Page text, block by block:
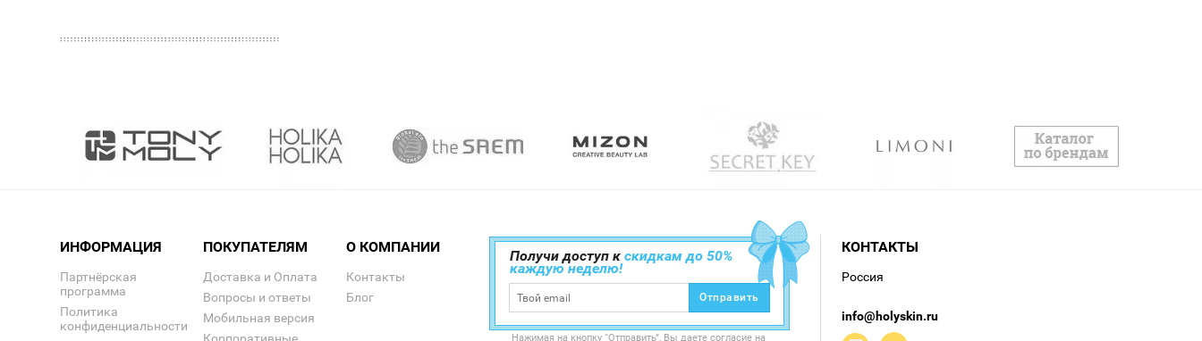
ИНФОРМАЦИЯ
Партнёрская
программа
Политика
конфиденциальности
ПОКУПАТЕЛЯМ
Доставка и Оплата
Вопросы и ответы
Мобильная версия
О КОМПАНИИ
Контакты
Блог
Получи доступ к скидкам до 50%
каждую неделю!
Отправить
Нажимая на кнопку “Отправить”, Вы даете согласие на
КОНТАКТЫ
Россия
info@holyskin.ru